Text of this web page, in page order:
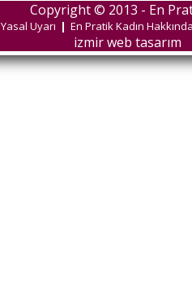
Copyright © 2013 - En
Yasal Uyarı | En Pratik Kadın
izmir web tasarım